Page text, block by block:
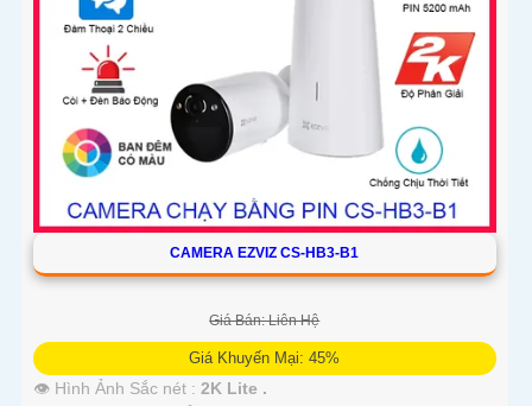
CAMERA EZVIZ CS-HB3-B1
Giá Bán: Liên Hệ
Giá Khuyến Mại: 45%
👁 Hình Ảnh Sắc nét : 2K Lite .